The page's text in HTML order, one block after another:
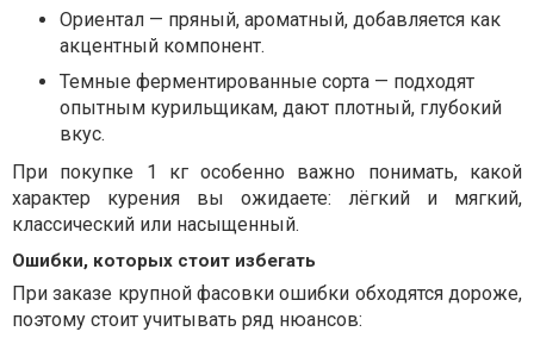
Ориентал — пряный, ароматный, добавляется как
акцентный компонент.
Темные ферментированные сорта — подходят
опытным курильщикам, дают плотный, глубокий
вкус.
При покупке 1 кг особенно важно понимать, какой
характер курения вы ожидаете: лёгкий и мягкий,
классический или насыщенный.
Ошибки, которых стоит избегать
При заказе крупной фасовки ошибки обходятся дороже,
поэтому стоит учитывать ряд нюансов: